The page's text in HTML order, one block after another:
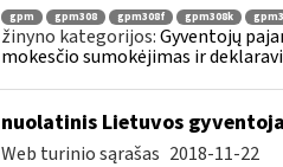
gpm gpm308 gpm308f gpm308k
žinyno kategorijos:Gyventojų
mokesčio sumokėjimas ir
nuolatinis Lietuvos
Web turinio sąrašas 2018-11-22